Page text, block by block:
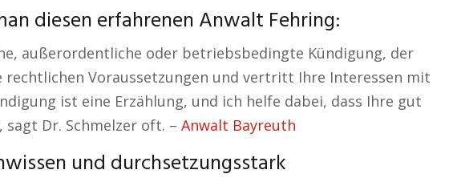
diesen erfahrenen Anwalt Fehring:
außerordentliche oder betriebsbedingte Kündigung, der
rechtlichen Voraussetzungen und vertritt Ihre Interessen mit
ist eine Erzählung, und ich helfe dabei, dass Ihre gut
sagt Dr. Schmelzer oft. – Anwalt Bayreuth
und durchsetzungsstark